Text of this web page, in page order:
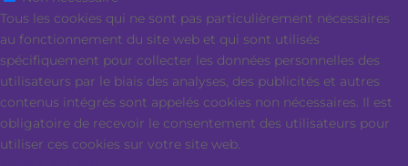
Tous les cookies qui ne sont pas particulièrement nécessaires
au fonctionnement du site web et qui sont utilisés
spécifiquement pour collecter les données personnelles des
utilisateurs par le biais des analyses, des publicités et autres
contenus intégrés sont appelés cookies non nécessaires. Il est
obligatoire de recevoir le consentement des utilisateurs pour
utiliser ces cookies sur votre site web.